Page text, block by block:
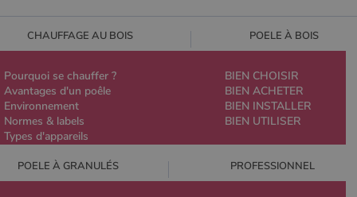
CHAUFFAGE AU BOIS POELE À BOIS
Pourquoi se chauffer ?
Avantages d'un poêle
Environnement
Normes & labels
Types d'appareils
BIEN CHOISIR
BIEN ACHETER
BIEN INSTALLER
BIEN UTILISER
POELE À GRANULÉS PROFESSIONNEL